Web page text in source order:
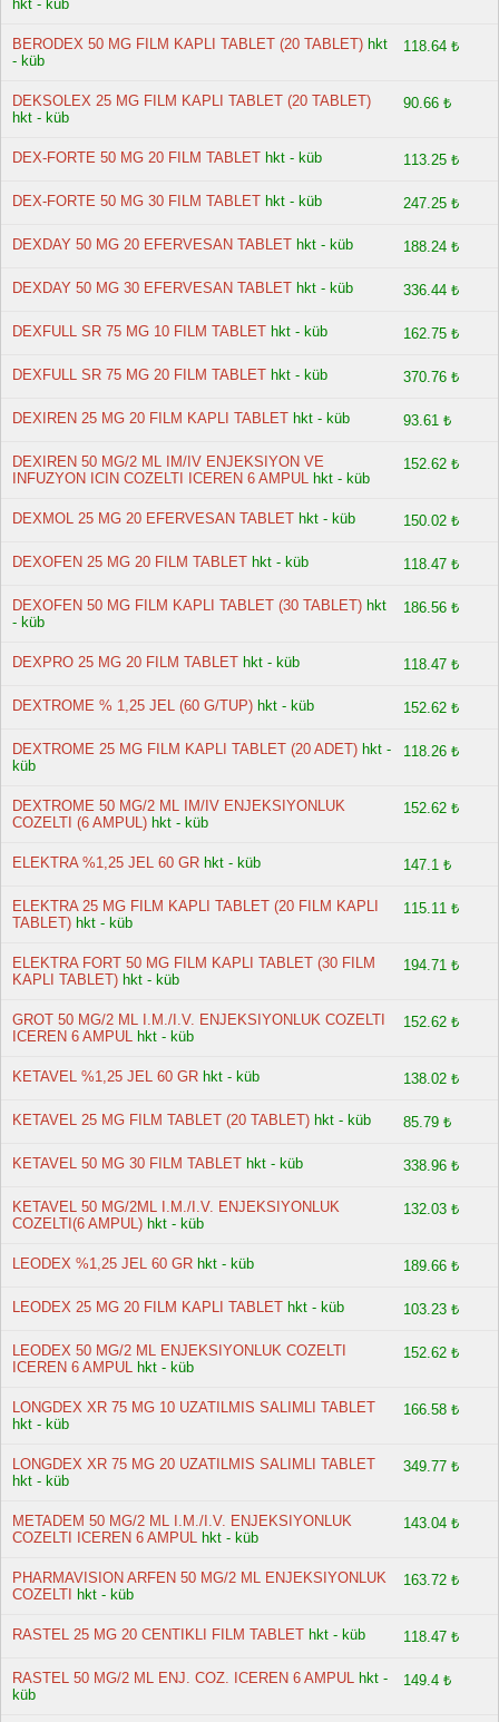
hkt - küb
BERODEX 50 MG FILM KAPLI TABLET (20 TABLET) hkt
- küb
118.64 ₺
DEKSOLEX 25 MG FILM KAPLI TABLET (20 TABLET)
hkt - küb
90.66 ₺
DEX-FORTE 50 MG 20 FILM TABLET hkt - küb 113.25 ₺
DEX-FORTE 50 MG 30 FILM TABLET hkt - küb 247.25 ₺
DEXDAY 50 MG 20 EFERVESAN TABLET hkt - küb 188.24 ₺
DEXDAY 50 MG 30 EFERVESAN TABLET hkt - küb 336.44 ₺
DEXFULL SR 75 MG 10 FILM TABLET hkt - küb 162.75 ₺
DEXFULL SR 75 MG 20 FILM TABLET hkt - küb 370.76 ₺
DEXIREN 25 MG 20 FILM KAPLI TABLET hkt - küb 93.61 ₺
DEXIREN 50 MG/2 ML IM/IV ENJEKSIYON VE
INFUZYON ICIN COZELTI ICEREN 6 AMPUL hkt - küb
152.62 ₺
DEXMOL 25 MG 20 EFERVESAN TABLET hkt - küb 150.02 ₺
DEXOFEN 25 MG 20 FILM TABLET hkt - küb 118.47 ₺
DEXOFEN 50 MG FILM KAPLI TABLET (30 TABLET) hkt
- küb
186.56 ₺
DEXPRO 25 MG 20 FILM TABLET hkt - küb 118.47 ₺
DEXTROME % 1,25 JEL (60 G/TUP) hkt - küb 152.62 ₺
DEXTROME 25 MG FILM KAPLI TABLET (20 ADET) hkt -
küb
118.26 ₺
DEXTROME 50 MG/2 ML IM/IV ENJEKSIYONLUK
COZELTI (6 AMPUL) hkt - küb
152.62 ₺
ELEKTRA %1,25 JEL 60 GR hkt - küb 147.1 ₺
ELEKTRA 25 MG FILM KAPLI TABLET (20 FILM KAPLI
TABLET) hkt - küb
115.11 ₺
ELEKTRA FORT 50 MG FILM KAPLI TABLET (30 FILM
KAPLI TABLET) hkt - küb
194.71 ₺
GROT 50 MG/2 ML I.M./I.V. ENJEKSIYONLUK COZELTI
ICEREN 6 AMPUL hkt - küb
152.62 ₺
KETAVEL %1,25 JEL 60 GR hkt - küb 138.02 ₺
KETAVEL 25 MG FILM TABLET (20 TABLET) hkt - küb 85.79 ₺
KETAVEL 50 MG 30 FILM TABLET hkt - küb 338.96 ₺
KETAVEL 50 MG/2ML I.M./I.V. ENJEKSIYONLUK
COZELTI(6 AMPUL) hkt - küb
132.03 ₺
LEODEX %1,25 JEL 60 GR hkt - küb 189.66 ₺
LEODEX 25 MG 20 FILM KAPLI TABLET hkt - küb 103.23 ₺
LEODEX 50 MG/2 ML ENJEKSIYONLUK COZELTI
ICEREN 6 AMPUL hkt - küb
152.62 ₺
LONGDEX XR 75 MG 10 UZATILMIS SALIMLI TABLET
hkt - küb
166.58 ₺
LONGDEX XR 75 MG 20 UZATILMIS SALIMLI TABLET
hkt - küb
349.77 ₺
METADEM 50 MG/2 ML I.M./I.V. ENJEKSIYONLUK
COZELTI ICEREN 6 AMPUL hkt - küb
143.04 ₺
PHARMAVISION ARFEN 50 MG/2 ML ENJEKSIYONLUK
COZELTI
hkt - küb
163.72 ₺
RASTEL 25 MG 20 CENTIKLI FILM TABLET hkt - küb 118.47 ₺
RASTEL 50 MG/2 ML ENJ. COZ. ICEREN 6 AMPUL hkt -
küb
149.4 ₺